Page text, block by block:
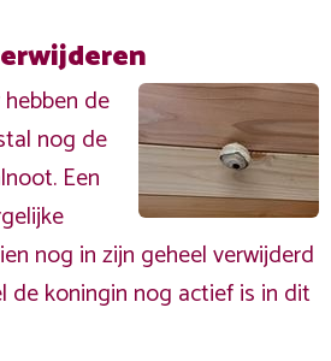
de
nog de
Een
nog in zijn geheel verwijderd
de koningin nog actief is in dit